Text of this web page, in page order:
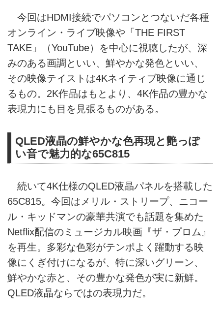
今回はHDMI接続でパソコンとつないだ各種
オンライン・ライブ映像や「THE FIRST
TAKE」（YouTube）を中心に視聴したが、深
みのある画調といい、鮮やかな発色といい、
その映像テイストは4Kネイティブ映像に通じ
るもの。2K作品はもとより、4K作品の豊かな
表現力にも目を見張るものがある。
QLED液晶の鮮やかな色再現と艶っぽ
い音で魅力的な65C815
続いて4K仕様のQLED液晶パネルを搭載した
65C815。今回はメリル・ストリープ、ニコー
ル・キッドマンの豪華共演でも話題を集めた
Netflix配信のミュージカル映画『ザ・プロム』
を再生。多彩な色彩がテンポよく躍動する映
像にくぎ付けになるが、特に深いグリーン、
鮮やかな赤と、その豊かな発色が実に新鮮。
QLED液晶ならではの表現力だ。